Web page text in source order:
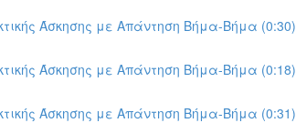
Άσκησης με Απάντηση Βήμα-Βήμα (0:30)
Άσκησης με Απάντηση Βήμα-Βήμα (0:18)
Άσκησης με Απάντηση Βήμα-Βήμα (0:31)